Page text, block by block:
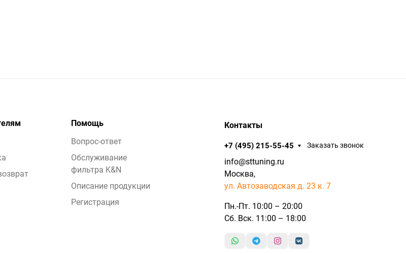
Помощь
Вопрос-ответ
Обслуживание
фильтра K&N
Описание продукции
Регистрация
Контакты
+7 (495) 215-55-45 Заказать звонок
info@sttuning.ru
Москва,
ул. Автозаводская д. 23 к. 7
Пн.-Пт. 10:00 – 20:00
Сб. Вск. 11:00 – 18:00